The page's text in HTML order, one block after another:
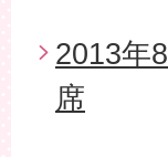
2013年
席